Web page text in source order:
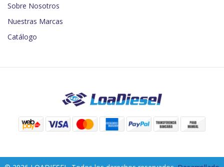
Sobre Nosotros
Nuestras Marcas
Catálogo